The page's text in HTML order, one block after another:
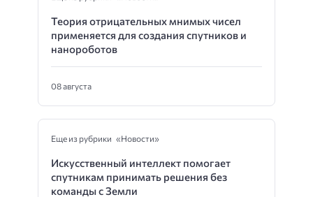
Теория отрицательных мнимых чисел
применяется для создания спутников и
нанороботов
08 августа
Еще из рубрики «Новости»
Искусственный интеллект помогает
спутникам принимать решения без
команды с Земли